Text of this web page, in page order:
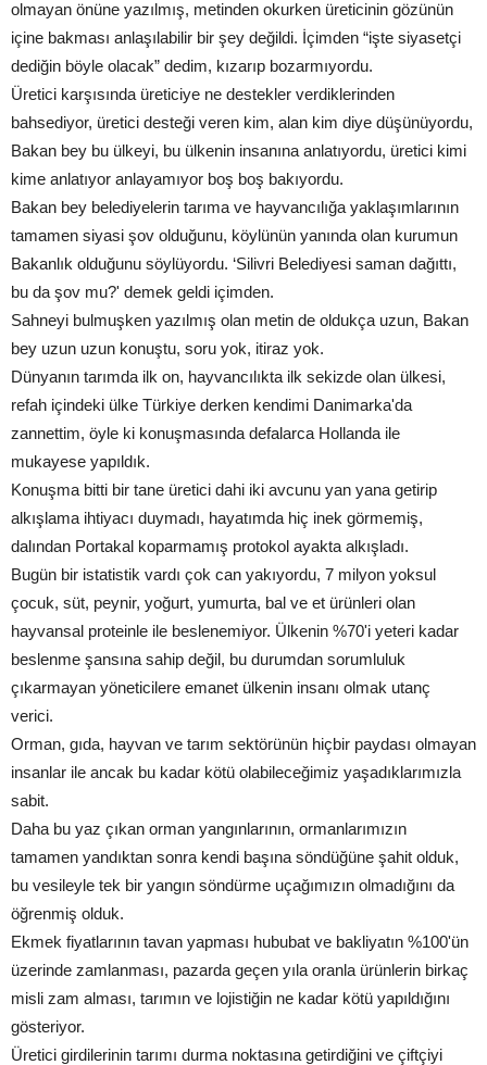
olmayan önüne yazılmış, metinden okurken üreticinin gözünün
içine bakması anlaşılabilir bir şey değildi. İçimden “işte siyasetçi
dediğin böyle olacak” dedim, kızarıp bozarmıyordu.
Üretici karşısında üreticiye ne destekler verdiklerinden
bahsediyor, üretici desteği veren kim, alan kim diye düşünüyordu,
Bakan bey bu ülkeyi, bu ülkenin insanına anlatıyordu, üretici kimi
kime anlatıyor anlayamıyor boş boş bakıyordu.
Bakan bey belediyelerin tarıma ve hayvancılığa yaklaşımlarının
tamamen siyasi şov olduğunu, köylünün yanında olan kurumun
Bakanlık olduğunu söylüyordu. ‘Silivri Belediyesi saman dağıttı,
bu da şov mu?' demek geldi içimden.
Sahneyi bulmuşken yazılmış olan metin de oldukça uzun, Bakan
bey uzun uzun konuştu, soru yok, itiraz yok.
Dünyanın tarımda ilk on, hayvancılıkta ilk sekizde olan ülkesi,
refah içindeki ülke Türkiye derken kendimi Danimarka'da
zannettim, öyle ki konuşmasında defalarca Hollanda ile
mukayese yapıldık.
Konuşma bitti bir tane üretici dahi iki avcunu yan yana getirip
alkışlama ihtiyacı duymadı, hayatımda hiç inek görmemiş,
dalından Portakal koparmamış protokol ayakta alkışladı.
Bugün bir istatistik vardı çok can yakıyordu, 7 milyon yoksul
çocuk, süt, peynir, yoğurt, yumurta, bal ve et ürünleri olan
hayvansal proteinle ile beslenemiyor. Ülkenin %70'i yeteri kadar
beslenme şansına sahip değil, bu durumdan sorumluluk
çıkarmayan yöneticilere emanet ülkenin insanı olmak utanç
verici.
Orman, gıda, hayvan ve tarım sektörünün hiçbir paydası olmayan
insanlar ile ancak bu kadar kötü olabileceğimiz yaşadıklarımızla
sabit.
Daha bu yaz çıkan orman yangınlarının, ormanlarımızın
tamamen yandıktan sonra kendi başına söndüğüne şahit olduk,
bu vesileyle tek bir yangın söndürme uçağımızın olmadığını da
öğrenmiş olduk.
Ekmek fiyatlarının tavan yapması hububat ve bakliyatın %100'ün
üzerinde zamlanması, pazarda geçen yıla oranla ürünlerin birkaç
misli zam alması, tarımın ve lojistiğin ne kadar kötü yapıldığını
gösteriyor.
Üretici girdilerinin tarımı durma noktasına getirdiğini ve çiftçiyi